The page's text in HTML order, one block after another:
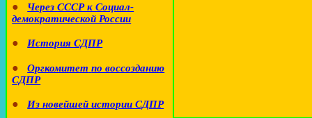
●
Через СССР к Социал-
демократической России
● История СДПР
● Оргкомитет по воссозданию
СДПР
● Из новейшей истории СДПР